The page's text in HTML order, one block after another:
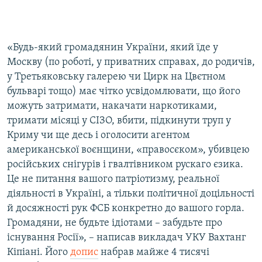
«Будь-який громадянин України, який їде у
Москву (по роботі, у приватних справах, до родичів,
у Третьяковську галерею чи Цирк на Цвєтном
бульварі тощо) має чітко усвідомлювати, що його
можуть затримати, накачати наркотиками,
тримати місяці у СІЗО, вбити, підкинути труп у
Криму чи ще десь і оголосити агентом
американської воєнщини, «правосєком», убивцею
російських снігурів і гвалтівником рускаго єзика.
Це не питання вашого патріотизму, реальної
діяльності в Україні, а тільки політичної доцільності
й досяжності рук ФСБ конкретно до вашого горла.
Громадяни, не будьте ідіотами – забудьте про
існування Росії», – написав викладач УКУ Вахтанг
Кіпіані. Його допис набрав майже 4 тисячі